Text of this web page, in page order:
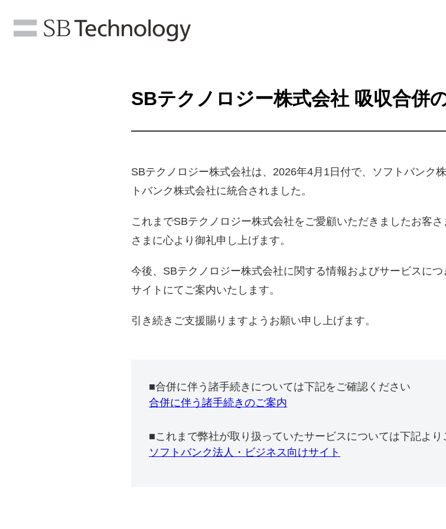
SBテクノロジー株式会社 吸収合併
SBテクノロジー株式会社は、2026年4月1日付で、ソフトバンク
トバンク株式会社に統合されました。
これまでSBテクノロジー株式会社をご愛顧いただきましたお客
さまに心より御礼申し上げます。
今後、SBテクノロジー株式会社に関する情報およびサービスに
サイトにてご案内いたします。
引き続きご支援賜りますようお願い申し上げます。
■合併に伴う諸手続きについては下記をご確認ください
合併に伴う諸手続きのご案内
■これまで弊社が取り扱っていたサービスについては下記より
ソフトバンク法人・ビジネス向けサイト